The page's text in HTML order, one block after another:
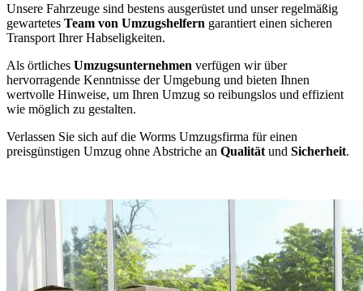
Unsere Fahrzeuge sind bestens ausgerüstet und unser regelmäßig
gewartetes Team von Umzugshelfern garantiert einen sicheren
Transport Ihrer Habseligkeiten.
Als örtliches Umzugsunternehmen verfügen wir über
hervorragende Kenntnisse der Umgebung und bieten Ihnen
wertvolle Hinweise, um Ihren Umzug so reibungslos und effizient
wie möglich zu gestalten.
Verlassen Sie sich auf die Worms Umzugsfirma für einen
preisgünstigen Umzug ohne Abstriche an Qualität und Sicherheit.